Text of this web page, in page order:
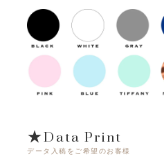
★Data Print
データ入稿をご希望のお客様